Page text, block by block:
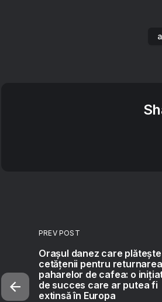
PREV POST
Orașul danez care plătește
cetățenii pentru returnarea
paharelor de cafea: o
de succes care ar putea fi
extinsă în Europa